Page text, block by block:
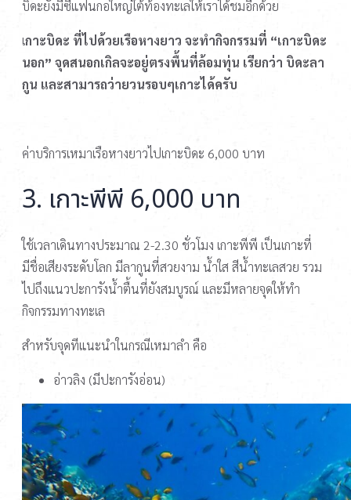
บิดะยังมีซีแฟนกอใหญ่ใต้ท้องทะเลให้เราได้ชมอีกด้วย
เกาะบิดะ ที่ไปด้วยเรือหางยาว จะทำกิจกรรมที่ “เกาะบิดะ
นอก” จุดสนอกเกิลจะอยู่ตรงพื้นที่ล้อมทุ่น เรียกว่า บิดะลา
กูน และสามารถว่ายวนรอบๆเกาะได้ครับ
ค่าบริการเหมาเรือหางยาวไปเกาะบิดะ 6,000 บาท
3. เกาะพีพี 6,000 บาท
ใช้เวลาเดินทางประมาณ 2-2.30 ชั่วโมง เกาะพีพี เป็นเกาะที่
มีชื่อเสียงระดับโลก มีลากูนที่สวยงาม น้ำใส สีน้ำทะเลสวย รวม
ไปถึงแนวปะการังน้ำตื้นที่ยังสมบูรณ์ และมีหลายจุดให้ทำ
กิจกรรมทางทะเล
สำหรับจุดทีแนะนำในกรณีเหมาลำ คือ
อ่าวลิง (มีปะการังอ่อน)